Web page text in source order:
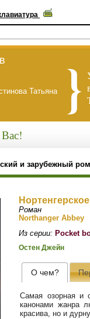
Татьяна
и зарубежный
Роман
Northanger Abbey
Из серии: Pocket
Остен Джейн
О чем?
Самая озорная и
канонами жанра
красива, но и